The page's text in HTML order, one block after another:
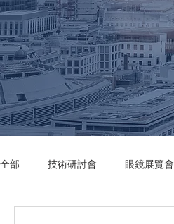
全部 技術研討會 眼鏡展覽會